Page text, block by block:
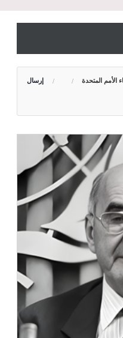
المتحدة إرسال